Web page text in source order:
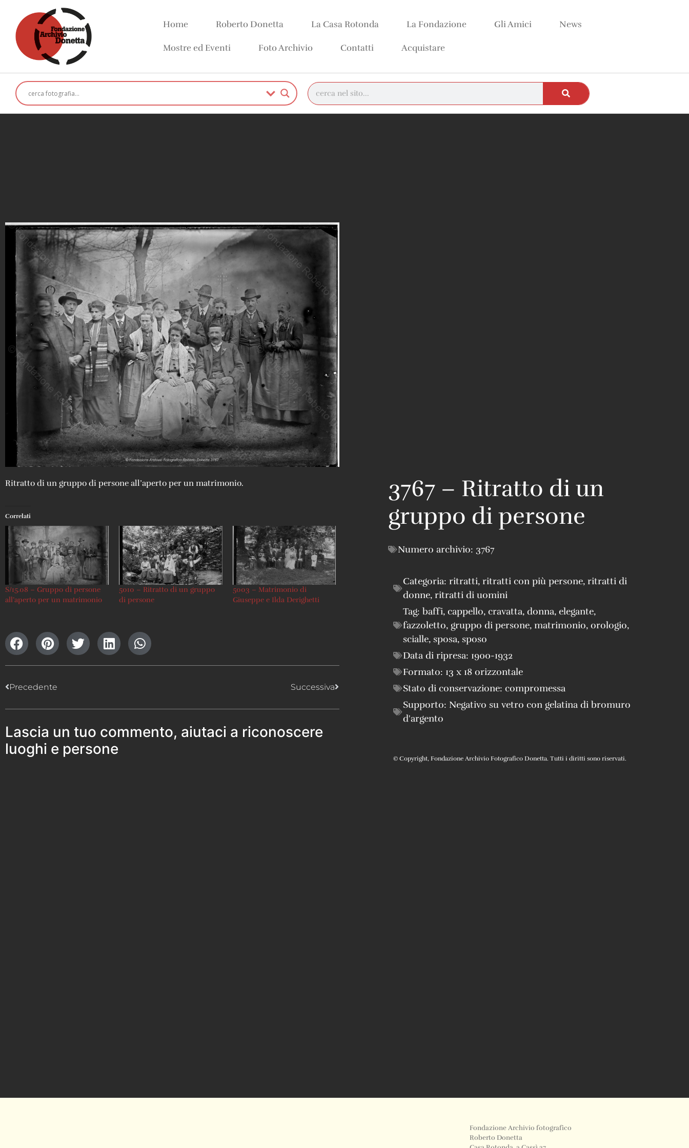
Home Roberto Donetta La Casa Rotonda La Fondazione Gli Amici News
Mostre ed Eventi Foto Archivio Contatti Acquistare
Ritratto di un gruppo di persone all’aperto per un matrimonio.
Correlati
S/15.08 – Gruppo di persone
all’aperto per un matrimonio
5010 – Ritratto di un gruppo
di persone
5003 – Matrimonio di
Giuseppe e Ilda Derighetti
Precedente Successiva
Lascia un tuo commento, aiutaci a riconoscere
luoghi e persone
3767 – Ritratto di un
gruppo di persone
Numero archivio: 3767
Categoria: ritratti, ritratti con più persone, ritratti di
donne, ritratti di uomini
Tag: baffi, cappello, cravatta, donna, elegante,
fazzoletto, gruppo di persone, matrimonio, orologio,
scialle, sposa, sposo
Data di ripresa: 1900-1932
Formato: 13 x 18 orizzontale
Stato di conservazione: compromessa
Supporto: Negativo su vetro con gelatina di bromuro
d'argento
© Copyright, Fondazione Archivio Fotografico Donetta. Tutti i diritti sono riservati.
Fondazione Archivio fotografico
Roberto Donetta